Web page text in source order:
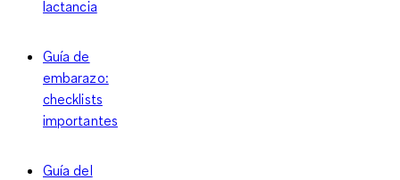
lactancia
Guía de
embarazo:
checklists
importantes
Guía del